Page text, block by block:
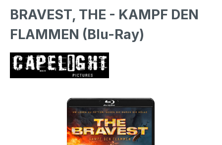
BRAVEST, THE - KAMPF DEN
FLAMMEN (Blu-Ray)
Bildergalerie überspringen